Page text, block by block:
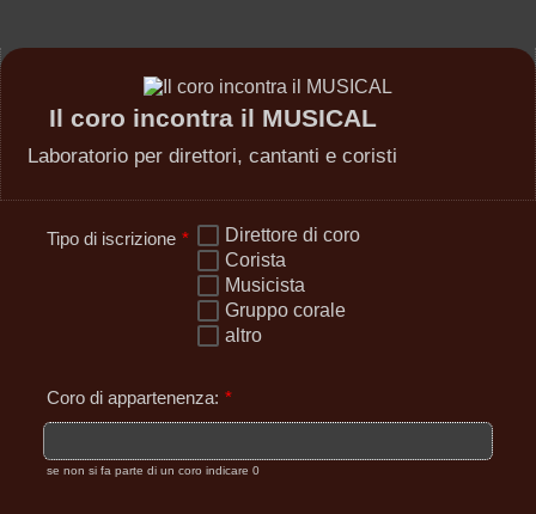
Il coro incontra il MUSICAL
Laboratorio per direttori, cantanti e coristi
Tipo di iscrizione *
Direttore di coro
Corista
Musicista
Gruppo corale
altro
Coro di appartenenza: *
se non si fa parte di un coro indicare 0